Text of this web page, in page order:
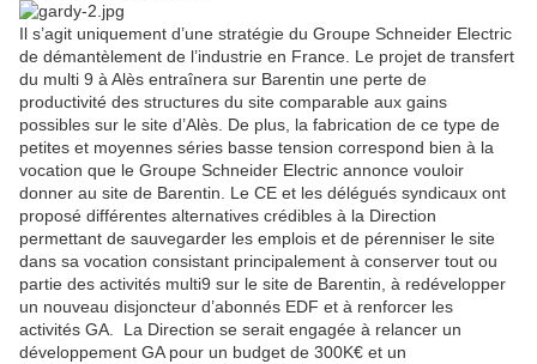
Il s’agit uniquement d’une stratégie du Groupe Schneider Electric
de démantèlement de l’industrie en France. Le projet de transfert
du multi 9 à Alès entraînera sur Barentin une perte de
productivité des structures du site comparable aux gains
possibles sur le site d’Alès. De plus, la fabrication de ce type de
petites et moyennes séries basse tension correspond bien à la
vocation que le Groupe Schneider Electric annonce vouloir
donner au site de Barentin. Le CE et les délégués syndicaux ont
proposé différentes alternatives crédibles à la Direction
permettant de sauvegarder les emplois et de pérenniser le site
dans sa vocation consistant principalement à conserver tout ou
partie des activités multi9 sur le site de Barentin, à redévelopper
un nouveau disjoncteur d’abonnés EDF et à renforcer les
activités GA. La Direction se serait engagée à relancer un
développement GA pour un budget de 300K€ et un